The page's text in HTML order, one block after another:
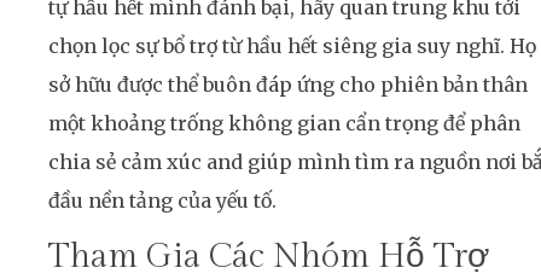
tự hầu hết mình đánh bại, hãy quan trung khu tới
chọn lọc sự bổ trợ từ hầu hết siêng gia suy nghĩ. Họ
sở hữu được thể buôn đáp ứng cho phiên bản thân
một khoảng trống không gian cẩn trọng để phân
chia sẻ cảm xúc and giúp mình tìm ra nguồn nơi
đầu nền tảng của yếu tố.
Tham Gia Các Nhóm Hỗ Trợ